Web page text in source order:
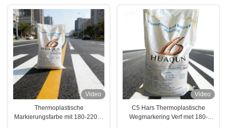
Video
Thermoplastische
Markierungsfarbe mit 180-220℃
Video
C5 Hars Thermoplastische
Wegmarkering Verf met 180-